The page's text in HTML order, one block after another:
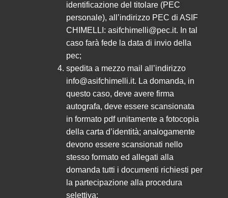
identificazione del titolare (PEC
personale), all’indirizzo PEC di ASIF
CHIMELLI: asifchimelli@pec.it. In tal
caso farà fede la data di invio della
pec;
spedita a mezzo mail all’indirizzo
info@asifchimelli.it. La domanda, in
questo caso, deve avere firma
autografa, deve essere scansionata
in formato pdf unitamente a fotocopia
della carta d’identità; analogamente
devono essere scansionati nello
stesso formato ed allegati alla
domanda tutti i documenti richiesti per
la partecipazione alla procedura
selettiva;